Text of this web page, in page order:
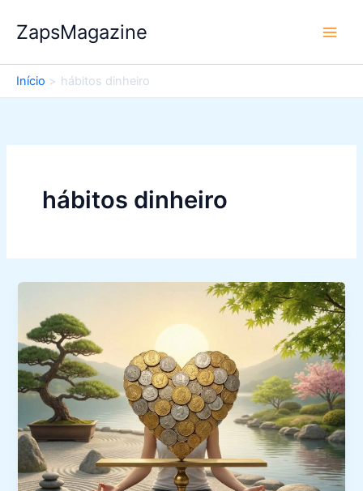
para
conteúdo
ZapsMagazine
Início hábitos dinheiro
hábitos dinheiro